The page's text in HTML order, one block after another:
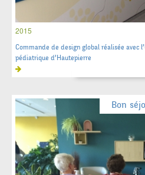
2015
Commande de design global réalisée avec
pédiatrique d’Hautepierre
Bon